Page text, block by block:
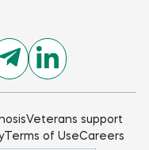
Veterans support
Terms of UseCareers